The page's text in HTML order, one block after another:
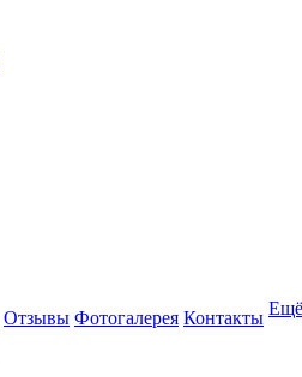
Отзывы Фотогалерея Контакты Ещё